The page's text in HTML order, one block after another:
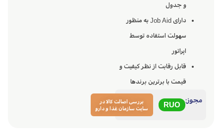
و جدول
دارای Job Aid به منظور
سهولت استفاده توسط
اپراتور
قابل رقابت از نظر کیفیت و
قیمت با برترین برندها
مجوز: RUO
بررسی اصالت کالا در
سایت سازمان غذا و دارو